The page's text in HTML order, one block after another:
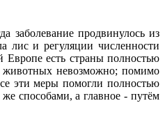
заболевание продвинулось из
лис и регуляции численности
Европе есть страны полностью
животных невозможно; помимо
эти меры помогли полностью
способами, а главное - путём